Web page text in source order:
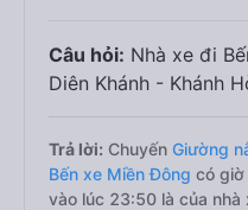
Câu hỏi: Nhà xe đi
Diên Khánh - Khánh
Trả lời: Chuyến Giường
Bến xe Miền Đông có giờ
vào lúc 23:50 là của nhà